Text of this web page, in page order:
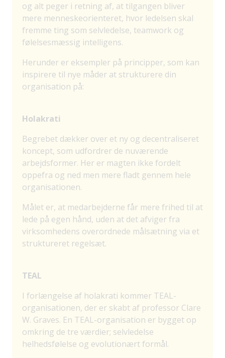
og alt peger i retning af, at tilgangen bliver
mere menneskeorienteret, hvor ledelsen skal
fremme ting som selvledelse, teamwork og
følelsesmæssig intelligens.
Herunder er eksempler på principper, som kan
inspirere til nye måder at strukturere din
organisation på:
Holakrati
Begrebet dækker over et ny og decentraliseret
koncept, som udfordrer de nuværende
arbejdsformer. Her er magten ikke fordelt
oppefra og ned men mere fladt gennem hele
organisationen.
Målet er, at medarbejderne får mere frihed til at
lede på egen hånd, uden at det afviger fra
virksomhedens overordnede målsætning via et
struktureret regelsæt.
TEAL
I forlængelse af holakrati kommer TEAL-
organisationen, der er skabt af professor Clare
W. Graves. En TEAL-organisation er bygget op
omkring de tre værdier; selvledelse
helhedsfølelse og evolutionært formål.